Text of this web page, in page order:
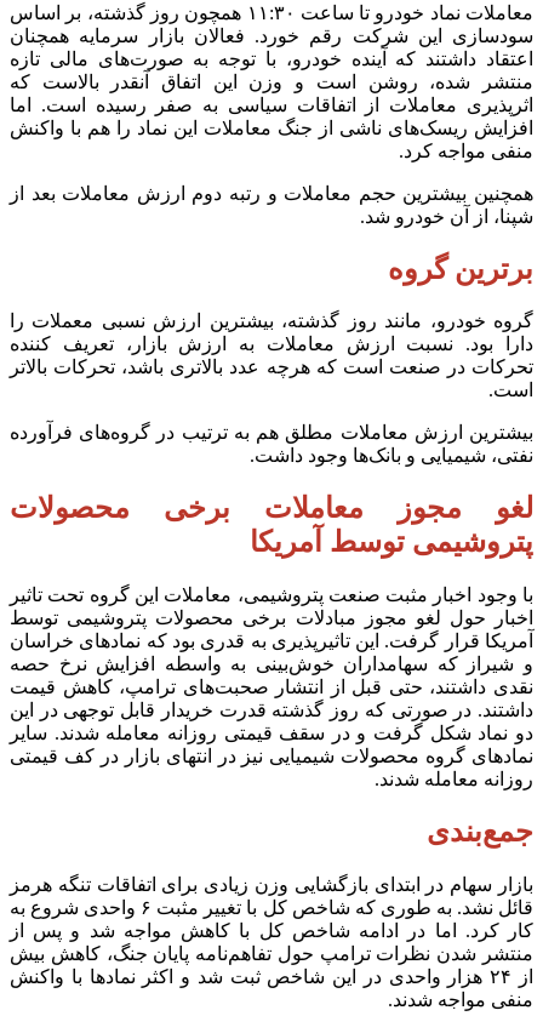
معاملات نماد خودرو تا ساعت ۱۱:۳۰ همچون روز گذشته، بر اساس
سودسازی این شرکت رقم خورد. فعالان بازار سرمایه همچنان
اعتقاد داشتند که آینده خودرو، با توجه به صورت‌های مالی تازه
منتشر شده، روشن است و وزن این اتفاق آنقدر بالاست که
اثرپذیری معاملات از اتفاقات سیاسی به صفر رسیده است. اما
افزایش ریسک‌های ناشی از جنگ معاملات این نماد را هم با واکنش
منفی مواجه کرد.
همچنین بیشترین حجم معاملات و رتبه دوم ارزش معاملات بعد از
شپنا، از آن خودرو شد.
برترین گروه
گروه خودرو، مانند روز گذشته، بیشترین ارزش نسبی معملات را
دارا بود. نسبت ارزش معاملات به ارزش بازار، تعریف کننده
تحرکات در صنعت است که هرچه عدد بالاتری باشد، تحرکات بالاتر
است.
بیشترین ارزش معاملات مطلق هم به ترتیب در گروه‌های فرآورده
نفتی، شیمیایی و بانک‌ها وجود داشت.
لغو مجوز معاملات برخی محصولات
پتروشیمی توسط آمریکا
با وجود اخبار مثبت صنعت پتروشیمی، معاملات این گروه تحت تاثیر
اخبار حول لغو مجوز مبادلات برخی محصولات پتروشیمی توسط
آمریکا قرار گرفت. این تاثیرپذیری به قدری بود که نماد‌های خراسان
و شیراز که سهامداران خوش‌بینی به واسطه افزایش نرخ حصه
نقدی داشتند، حتی قبل از انتشار صحبت‌های ترامپ، کاهش قیمت
داشتند. در صورتی که روز گذشته قدرت خریدار قابل توجهی در این
دو نماد شکل گرفت و در سقف قیمتی روزانه معامله شدند. سایر
نماد‌های گروه محصولات شیمیایی نیز در انتهای بازار در کف قیمتی
روزانه معامله شدند.
جمع‌بندی
بازار سهام در ابتدای بازگشایی وزن زیادی برای اتفاقات تنگه هرمز
قائل نشد. به طوری که شاخص کل با تغییر مثبت ۶ واحدی شروع به
کار کرد. اما در ادامه شاخص کل با کاهش مواجه شد و پس از
منتشر شدن نظرات ترامپ حول تفاهم‌نامه پایان جنگ، کاهش بیش
از ۲۴ هزار واحدی در این شاخص ثبت شد و اکثر نمادها با واکنش
منفی مواجه شدند.